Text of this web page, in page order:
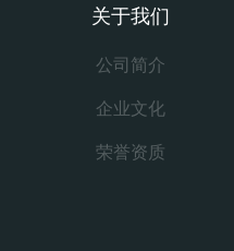
关于我们
公司简介
企业文化
荣誉资质